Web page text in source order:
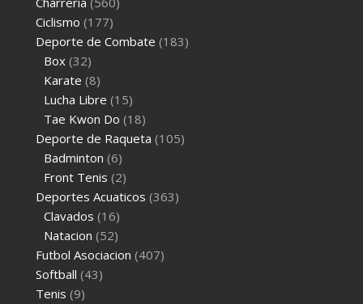
Ciclismo (177)
Deporte de Combate (183)
Box (32)
Karate (8)
Lucha Libre (15)
Tae Kwon Do (18)
Deporte de Raqueta (105)
Badminton (6)
Front Tenis (2)
Deportes Acuaticos (363)
Clavados (16)
Natacion (52)
Futbol Asociacion (407)
Softball (43)
Tenis (9)